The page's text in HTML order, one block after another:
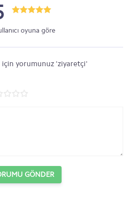
oyuna göre
için yorumunuz 'ziyaretçi'
GÖNDER